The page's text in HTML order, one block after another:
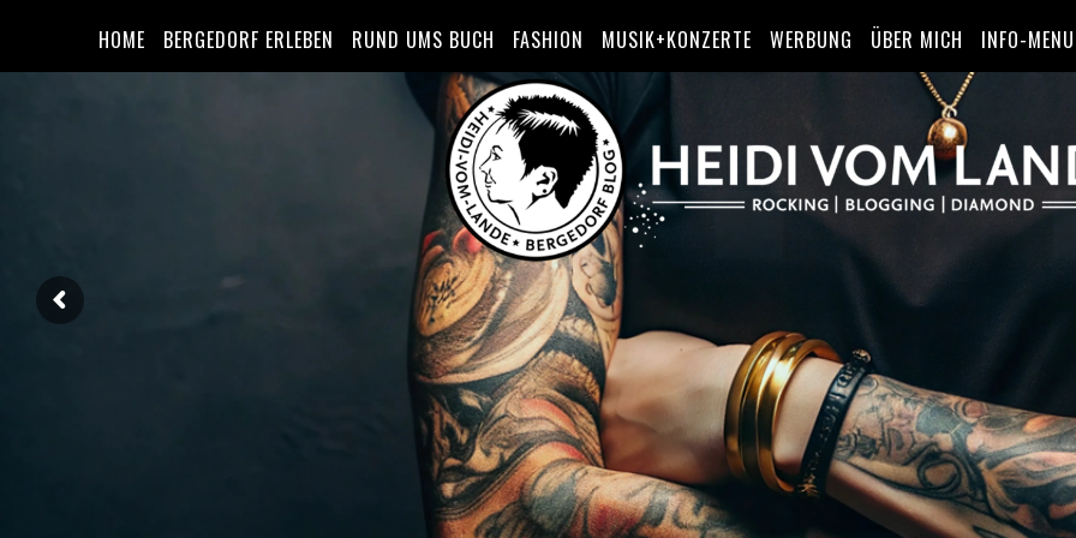
HOME BERGEDORF ERLEBEN RUND UMS BUCH FASHION MUSIK+KONZERTE WERBUNG ÜBER MICH INFO-